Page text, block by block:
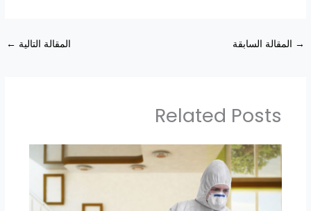
→ المقالة السابقة المقالة التالية ←
Related Posts